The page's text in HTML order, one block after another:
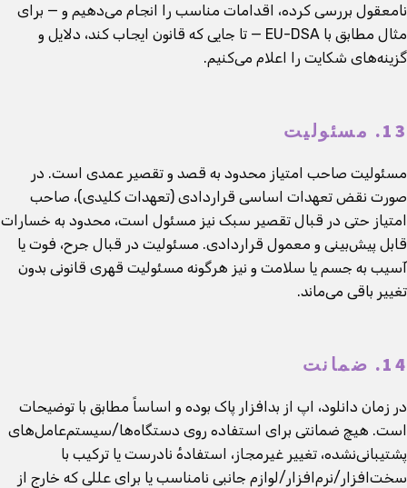
نامعقول بررسی کرده، اقدامات مناسب را انجام می‌دهیم و — برای
مثال مطابق با EU-DSA — تا جایی که قانون ایجاب کند، دلایل و
گزینه‌های شکایت را اعلام می‌کنیم.
13. مسئولیت
مسئولیت صاحب امتیاز محدود به قصد و تقصیر عمدی است. در
صورت نقض تعهدات اساسی قراردادی (تعهدات کلیدی)، صاحب
امتیاز حتی در قبال تقصیر سبک نیز مسئول است، محدود به خسارات
قابل پیش‌بینی و معمول قراردادی. مسئولیت در قبال جرح، فوت یا
آسیب به جسم یا سلامت و نیز هرگونه مسئولیت قهری قانونی بدون
تغییر باقی می‌ماند.
14. ضمانت
در زمان دانلود، اپ از بدافزار پاک بوده و اساساً مطابق با توضیحات
است. هیچ ضمانتی برای استفاده روی دستگاه‌ها/سیستم‌عامل‌های
پشتیبانی‌نشده، تغییر غیرمجاز، استفادهٔ نادرست یا ترکیب با
سخت‌افزار/نرم‌افزار/لوازم جانبی نامناسب یا برای عللی که خارج از